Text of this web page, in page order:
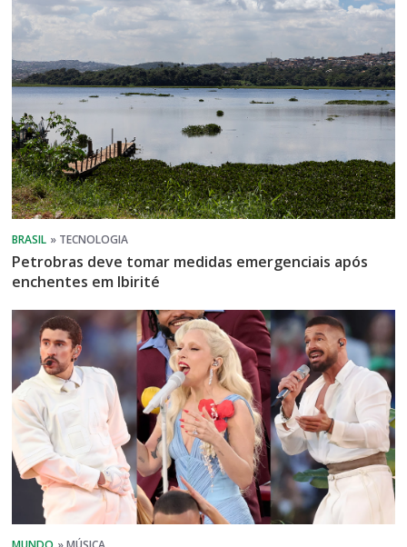
Petrobras deve tomar medidas emergenciais após
enchentes em Ibirité